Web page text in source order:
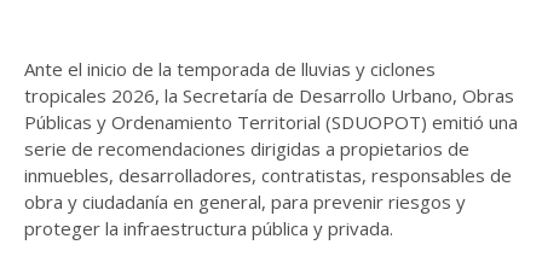
Ante el inicio de la temporada de lluvias y ciclones
tropicales 2026, la Secretaría de Desarrollo Urbano, Obras
Públicas y Ordenamiento Territorial (SDUOPOT) emitió una
serie de recomendaciones dirigidas a propietarios de
inmuebles, desarrolladores, contratistas, responsables de
obra y ciudadanía en general, para prevenir riesgos y
proteger la infraestructura pública y privada.